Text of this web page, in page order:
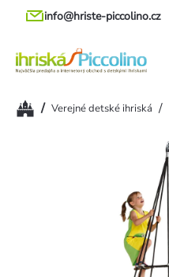
Prejsť
info@hriste-piccolino.cz
Domov
/ Verejné detské ihriská /